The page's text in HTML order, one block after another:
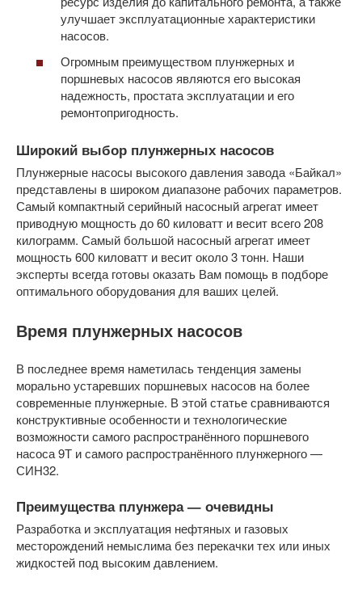
улучшает эксплуатационные характеристики
насосов.
Огромным преимуществом плунжерных и
поршневых насосов являются его высокая
надежность, простата эксплуатации и его
ремонтопригодность.
Широкий выбор плунжерных насосов
Плунжерные насосы высокого давления завода «Байкал»
представлены в широком диапазоне рабочих параметров.
Самый компактный серийный насосный агрегат имеет
приводную мощность до 60 киловатт и весит всего 208
килограмм. Самый большой насосный агрегат имеет
мощность 600 киловатт и весит около 3 тонн. Наши
эксперты всегда готовы оказать Вам помощь в подборе
оптимального оборудования для ваших целей.
Время плунжерных насосов
В последнее время наметилась тенденция замены
морально устаревших поршневых насосов на более
современные плунжерные. В этой статье сравниваются
конструктивные особенности и технологические
возможности самого распространённого поршневого
насоса 9Т и самого распространённого плунжерного —
СИН32.
Преимущества плунжера — очевидны
Разработка и эксплуатация нефтяных и газовых
месторождений немыслима без перекачки тех или иных
жидкостей под высоким давлением.